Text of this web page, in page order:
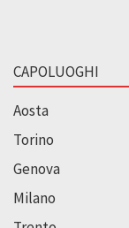
CAPOLUOGHI
Aosta
Torino
Genova
Milano